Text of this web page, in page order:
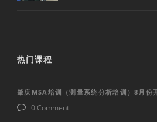
热门课程
肇庆MSA培训（测量系统分析培训）8月份
0 Comment